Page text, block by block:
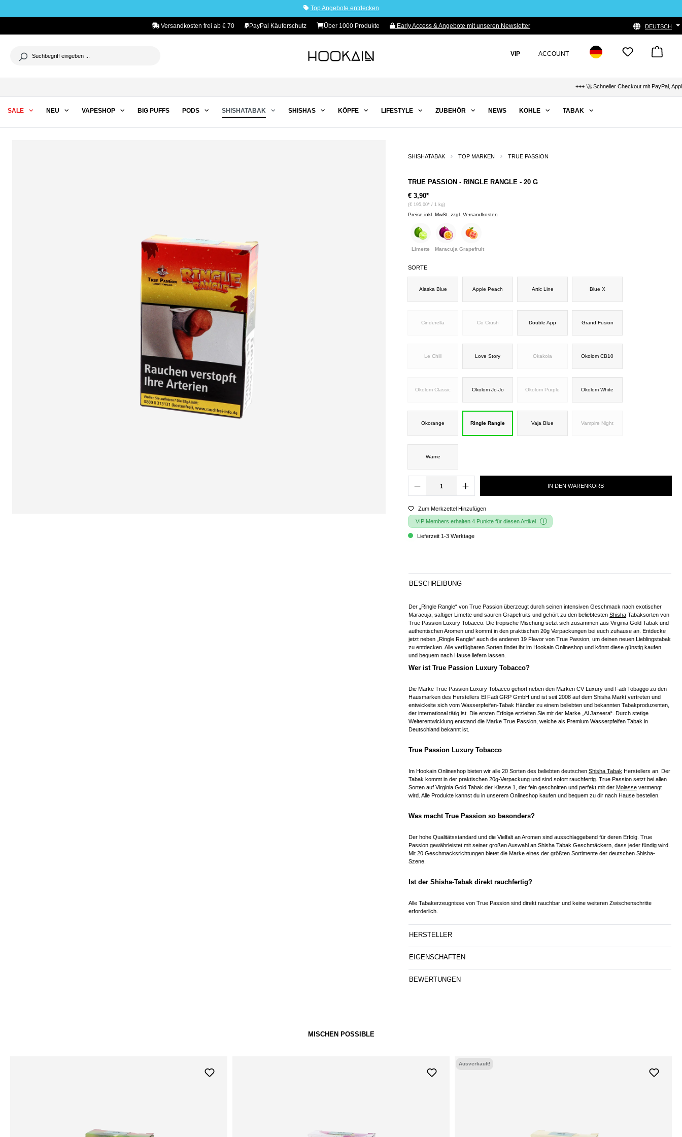
Top Angebote entdecken
Versandkosten frei ab € 70 PayPal Käuferschutz Über 1000 Produkte Early Access & Angebote mit unseren Newsletter DEUTSCH
VIP ACCOUNT
+++ 🚀 Schneller Checkout mit PayPal, Apple Pay
SALE NEU VAPESHOP BIG PUFFS PODS SHISHATABAK SHISHAS KÖPFE LIFESTYLE ZUBEHÖR NEWS KOHLE TABAK
SHISHATABAK TOP MARKEN TRUE PASSION
TRUE PASSION - RINGLE RANGLE - 20 G
€ 3,90*
(€ 195,00* / 1 kg)
Preise inkl. MwSt. zzgl. Versandkosten
Limette Maracuja Grapefruit
SORTE
Alaska Blue Apple Peach Artic Line Blue X
Cinderella Co Crush Double App Grand Fusion
Le Chill Love Story Okakola Okolom CB10
Okolom Classic Okolom Jo-Jo Okolom Purple Okolom White
Okorange Ringle Rangle Vaja Blue Vampire Night
Wame
IN DEN WARENKORB
Zum Merkzettel Hinzufügen
VIP Members erhalten 4 Punkte für diesen Artikel
Lieferzeit 1-3 Werktage
BESCHREIBUNG
Der „Ringle Rangle“ von True Passion überzeugt durch seinen intensiven Geschmack nach exotischer
Maracuja, saftiger Limette und sauren Grapefruits und gehört zu den beliebtesten Shisha Tabaksorten von
True Passion Luxury Tobacco. Die tropische Mischung setzt sich zusammen aus Virginia Gold Tabak und
authentischen Aromen und kommt in den praktischen 20g Verpackungen bei euch zuhause an. Entdecke
jetzt neben „Ringle Rangle“ auch die anderen 19 Flavor von True Passion, um deinen neuen Lieblingstabak
zu entdecken. Alle verfügbaren Sorten findet ihr im Hookain Onlineshop und könnt diese günstig kaufen
und bequem nach Hause liefern lassen.
Wer ist True Passion Luxury Tobacco?
Die Marke True Passion Luxury Tobacco gehört neben den Marken CV Luxury und Fadi Tobaggo zu den
Hausmarken des Herstellers El Fadi GRP GmbH und ist seit 2008 auf dem Shisha Markt vertreten und
entwickelte sich vom Wasserpfeifen-Tabak Händler zu einem beliebten und bekannten Tabakproduzenten,
der international tätig ist. Die ersten Erfolge erzielten Sie mit der Marke „Al Jazeera“. Durch stetige
Weiterentwicklung entstand die Marke True Passion, welche als Premium Wasserpfeifen Tabak in
Deutschland bekannt ist.
True Passion Luxury Tobacco
Im Hookain Onlineshop bieten wir alle 20 Sorten des beliebten deutschen Shisha Tabak Herstellers an. Der
Tabak kommt in der praktischen 20g-Verpackung und sind sofort rauchfertig. True Passion setzt bei allen
Sorten auf Virginia Gold Tabak der Klasse 1, der fein geschnitten und perfekt mit der Molasse vermengt
wird. Alle Produkte kannst du in unserem Onlineshop kaufen und bequem zu dir nach Hause bestellen.
Was macht True Passion so besonders?
Der hohe Qualitätsstandard und die Vielfalt an Aromen sind ausschlaggebend für deren Erfolg. True
Passion gewährleistet mit seiner großen Auswahl an Shisha Tabak Geschmäckern, dass jeder fündig wird.
Mit 20 Geschmacksrichtungen bietet die Marke eines der größten Sortimente der deutschen Shisha-
Szene.
Ist der Shisha-Tabak direkt rauchfertig?
Alle Tabakerzeugnisse von True Passion sind direkt rauchbar und keine weiteren Zwischenschritte
erforderlich.
HERSTELLER
EIGENSCHAFTEN
BEWERTUNGEN
MISCHEN POSSIBLE